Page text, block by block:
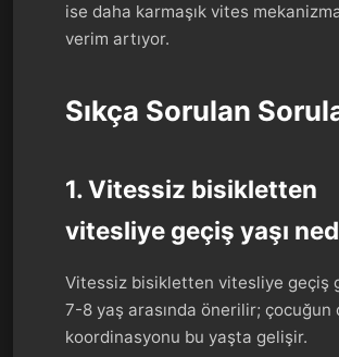
ise daha karmaşık vites
verim artıyor.
Sıkça Sorulan
1. Vitessiz bisikletten
vitesliye geçiş yaşı
Vitessiz bisikletten vitesliye geçiş
7-8 yaş arasında önerilir; çocuğun
koordinasyonu bu yaşta gelişir.